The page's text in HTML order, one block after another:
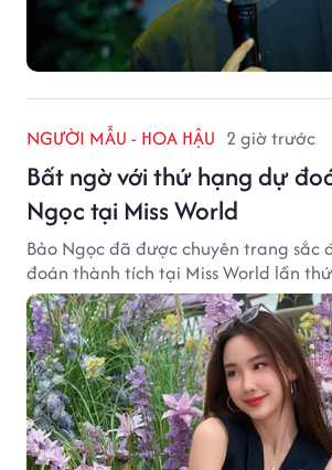
NGƯỜI MẪU - HOA HẬU 2 giờ trước
Bất ngờ với thứ hạng dự
Ngọc tại Miss World
Bảo Ngọc đã được chuyên trang sắc
đoán thành tích tại Miss World lần